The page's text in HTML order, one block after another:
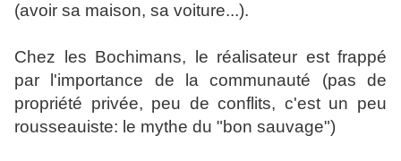
(avoir sa maison, sa voiture...).
Chez les Bochimans, le réalisateur est frappé
par l'importance de la communauté (pas de
propriété privée, peu de conflits, c'est un peu
rousseauiste: le mythe du "bon sauvage")